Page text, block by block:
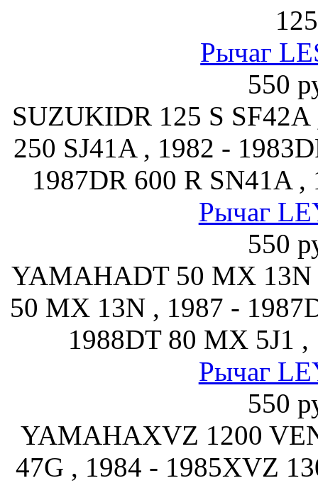
125
Рычаг
550
SUZUKIDR 125 S
250 SJ41A , 1982 -
1987DR 600 R SN41A ,
Рычаг
550
YAMAHADT 50 MX 13N
50 MX 13N , 1987 -
1988DT 80 MX 5J1
Рычаг
550
YAMAHAXVZ 1200
47G , 1984 - 1985XVZ